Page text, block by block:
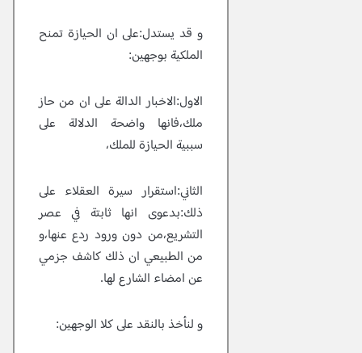
و قد يستدل:على ان الحيازة تمنح
الملكية بوجهين:
الاول:الاخبار الدالة على ان من حاز
ملك،فانها واضحة الدلالة على
سببية الحيازة للملك،
الثاني:استقرار سيرة العقلاء على
ذلك:بدعوى انها ثابتة في عصر
التشريع،من دون ورود ردع عنها،و
من الطبيعي ان ذلك كاشف جزمي
عن امضاء الشارع لها.
و لنأخذ بالنقد على كلا الوجهين: